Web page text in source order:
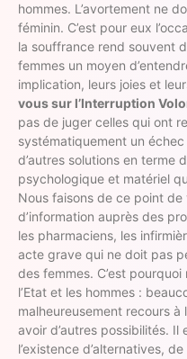
hommes. L’avortement ne
féminin. C’est pour eux
la souffrance rend souvent
femmes un moyen
implication, leurs joies et
vous sur l’Interruption
pas de juger celles qui ont
systématiquement un
d’autres solutions en terme
psychologique et matériel
Nous faisons de ce point
d’information auprès des
les pharmaciens, les
acte grave qui ne doit pas
des femmes. C’est
l’Etat et les hommes :
malheureusement recours à
avoir d’autres possibilités.
l’existence d’alternatives,